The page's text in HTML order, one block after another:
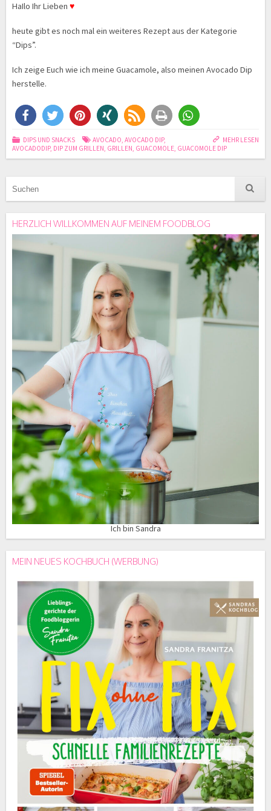
HaIlo Ihr Lieben ♥
heute gibt es noch mal ein weiteres Rezept aus der Kategorie
“Dips”.
Ich zeige Euch wie ich meine Guacamole, also meinen Avocado Dip
herstelle.
MEHR LESEN
DIPS UND SNACKS AVOCADO,AVOCADO DIP,
AVOCADODIP, DIP ZUM GRILLEN, GRILLEN, GUACOMOLE, GUACOMOLE DIP
HERZLICH WILLKOMMEN AUF MEINEM FOODBLOG
Ich bin Sandra
MEIN NEUES KOCHBUCH (WERBUNG)